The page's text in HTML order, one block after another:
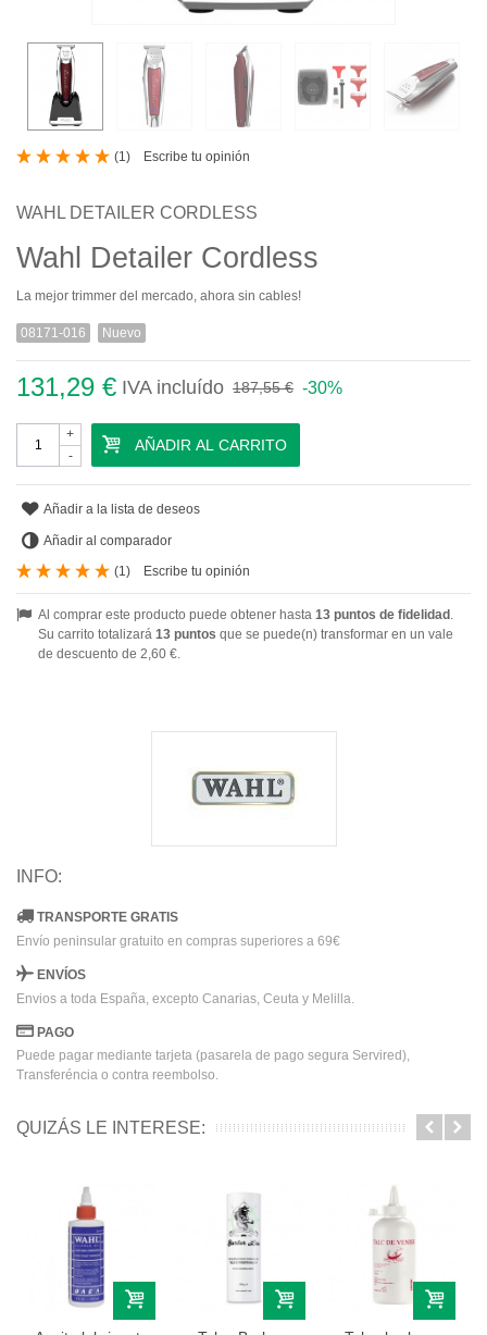
(1 ) Escribe tu opinión
WAHL DETAILER CORDLESS
Wahl Detailer Cordless
La mejor trimmer del mercado, ahora sin cables!
08171-016 Nuevo
131,29 € IVA incluído 187,55 € -30%
-
+
AÑADIR AL CARRITO
Añadir a la lista de deseos
Añadir al comparador
(1) Escribe tu opinión
Al comprar este producto puede obtener hasta 13 puntos de fidelidad .
Su carrito totalizará 13 puntos que se puede(n) transformar en un vale
de descuento de 2,60 €.
INFO:
TRANSPORTE GRATIS
Envío peninsular gratuito en compras superiores a 69€
ENVÍOS
Envios a toda España, excepto Canarias, Ceuta y Melilla.
PAGO
Puede pagar mediante tarjeta (pasarela de pago segura Servired),
Transferéncia o contra reembolso.
QUIZÁS LE INTERESE: